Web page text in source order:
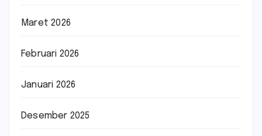
Maret 2026
Februari 2026
Januari 2026
Desember 2025